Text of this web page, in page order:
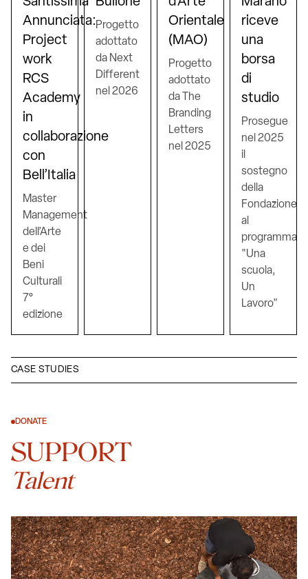
CASE STUDIES
Annunciata:
Project
work
RCS
Academy
in
collaborazione
con
Bell’Italia
Master
Management
dell’Arte
e dei
Beni
Culturali
7°
edizione
Progetto
adottato
da Next
Different
nel 2026
Orientale
(MAO)
Progetto
adottato
da The
Branding
Letters
nel 2025
riceve
una
borsa
di
studio
Prosegue
nel 2025
il
sostegno
della
Fondazione
al
programma
"Una
scuola,
Un
Lavoro"
DONATE
SUPPORT
Talent